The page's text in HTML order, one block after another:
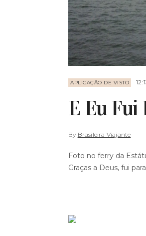
APLICAÇÃO DE VISTO
E Eu
By Brasileira Viajante
Foto no ferry da
Graças a Deus, fui